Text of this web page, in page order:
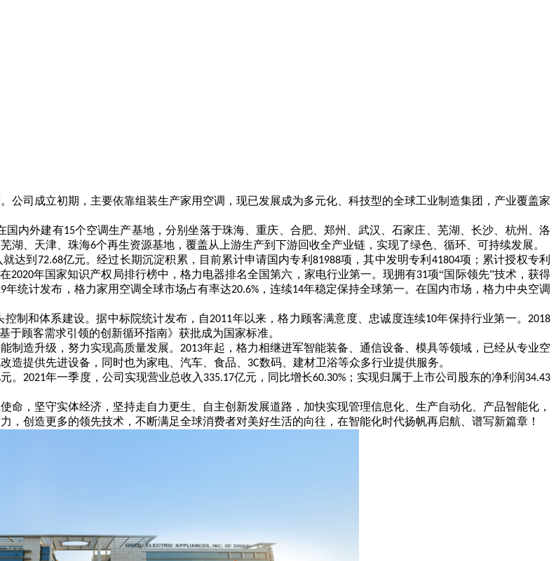
公司成立初期，主要依靠组装生产家用空调，现已发展成为多元化、科技型的全球工业制造集团，产业覆盖家
国内外建有15个空调生产基地，分别坐落于珠海、重庆、合肥、郑州、武汉、石家庄、芜湖、长沙、杭州、洛
湖、天津、珠海6个再生资源基地，覆盖从上游生产到下游回收全产业链，实现了绿色、循环、可持续发展。
达到 72.68亿元。经过长期沉淀积累，目前累计申请国内专利 81988项，其中发明专利 41804项；累计授权专利
2020年国家知识产权局排行榜中，格力电器排名全国第六，家电行业第一。现拥有31项“国际领先”技术，获得
年统计发布，格力家用空调全球市场占有率达20.6%，连续14年稳定保持全球第一。在国内市场，格力中央空调
制和体系建设。据中标院统计发布，自2011年以来，格力顾客满意度、忠诚度连续10年保持行业第一。 2018
基于顾客需求引领的创新循环指南》获批成为国家标准。
制造升级，努力实现高质量发展。 2013年起，格力相继进军智能装备、通信设备、模具等领域，已经从专业空
造提供先进设备，同时也为家电、汽车、食品、 3C数码、建材卫浴等众多行业提供服务。
。 2021年一季度，公司实现营业总收入 335.17亿元，同比增长60.30%；实现归属于上市公司股东的净利润34.43
，坚守实体经济，坚持走自力更生、自主创新发展道路，加快实现管理信息化、生产自动化、产品智能化，
创造更多的领先技术，不断满足全球消费者对美好生活的向往，在智能化时代扬帆再启航、谱写新篇章！